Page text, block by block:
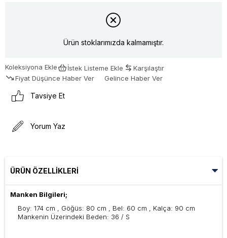
Ürün stoklarımızda kalmamıştır.
Koleksiyona Ekle İstek Listeme Ekle
Karşılaştır
Fiyat Düşünce Haber Ver
Gelince Haber Ver
Tavsiye Et
Yorum Yaz
ÜRÜN ÖZELLIKLERI
Manken Bilgileri;
Boy: 174 cm , Göğüs: 80 cm , Bel: 60 cm , Kalça: 90 cm
Mankenin Üzerindeki Beden: 36 / S